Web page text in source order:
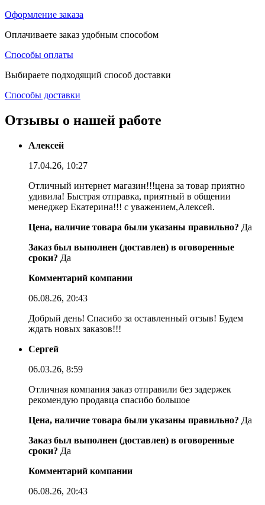
Оформление заказа
Оплачиваете заказ удобным способом
Способы оплаты
Выбираете подходящий способ доставки
Способы доставки
Отзывы о нашей работе
Алексей
17.04.26, 10:27
Отличный интернет магазин!!!цена за товар приятно
удивила! Быстрая отправка, приятный в общении
менеджер Екатерина!!! с уважением,Алексей.
Цена, наличие товара были указаны правильно? Да
Заказ был выполнен (доставлен) в оговоренные
сроки? Да
Комментарий компании
06.08.26, 20:43
Добрый день! Спасибо за оставленный отзыв! Будем
ждать новых заказов!!!
Сергей
06.03.26, 8:59
Отличная компания заказ отправили без задержек
рекомендую продавца спасибо большое
Цена, наличие товара были указаны правильно? Да
Заказ был выполнен (доставлен) в оговоренные
сроки? Да
Комментарий компании
06.08.26, 20:43